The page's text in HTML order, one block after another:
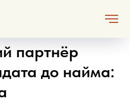
партнёр
до найма: